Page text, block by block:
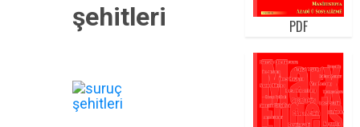
şehitleri
PDF